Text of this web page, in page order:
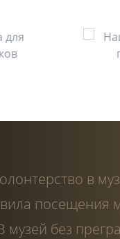
в
посещения
музей без